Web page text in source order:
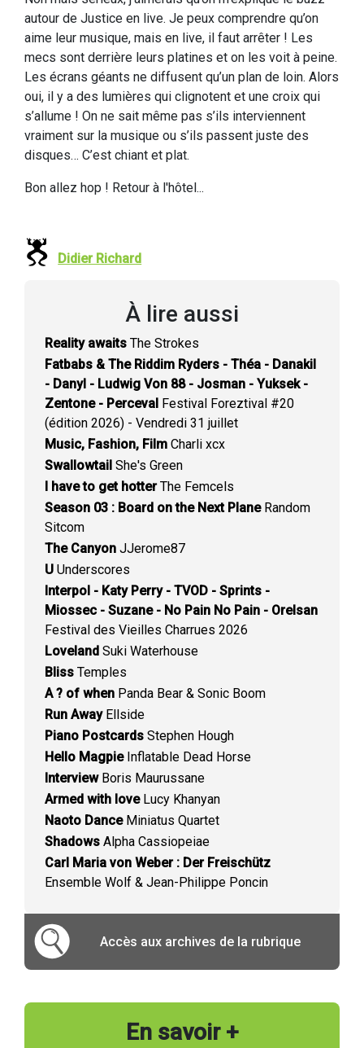
autour de Justice en live. Je peux comprendre qu’on
aime leur musique, mais en live, il faut arrêter ! Les
mecs sont derrière leurs platines et on les voit à peine.
Les écrans géants ne diffusent qu’un plan de loin. Alors
oui, il y a des lumières qui clignotent et une croix qui
s’allume ! On ne sait même pas s’ils interviennent
vraiment sur la musique ou s’ils passent juste des
disques… C’est chiant et plat.
Bon allez hop ! Retour à l'hôtel...
Didier Richard
À lire aussi
Reality awaits The Strokes
Fatbabs & The Riddim Ryders - Théa - Danakil
- Danyl - Ludwig Von 88 - Josman - Yuksek -
Zentone - Perceval Festival Foreztival #20
(édition 2026) - Vendredi 31 juillet
Music, Fashion, Film Charli xcx
Swallowtail She's Green
I have to get hotterThe Femcels
Season 03 : Board on the Next PlaneRandom
Sitcom
The Canyon JJerome87
U Underscores
Interpol - Katy Perry - TVOD - Sprints -
Miossec - Suzane - No Pain No Pain - Orelsan
Festival des Vieilles Charrues 2026
Loveland Suki Waterhouse
Bliss Temples
A ? of when Panda Bear & Sonic Boom
Run AwayEllside
Piano Postcards Stephen Hough
Hello MagpieInflatable Dead Horse
InterviewBoris Maurussane
Armed with loveLucy Khanyan
Naoto DanceMiniatus Quartet
Shadows Alpha Cassiopeiae
Carl Maria von Weber : Der Freischütz
Ensemble Wolf & Jean-Philippe Poncin
Accès aux archives de la rubrique
En savoir +